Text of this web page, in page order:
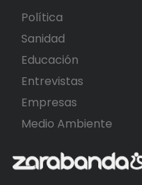
Política
Sanidad
Educación
Entrevistas
Empresas
Medio Ambiente